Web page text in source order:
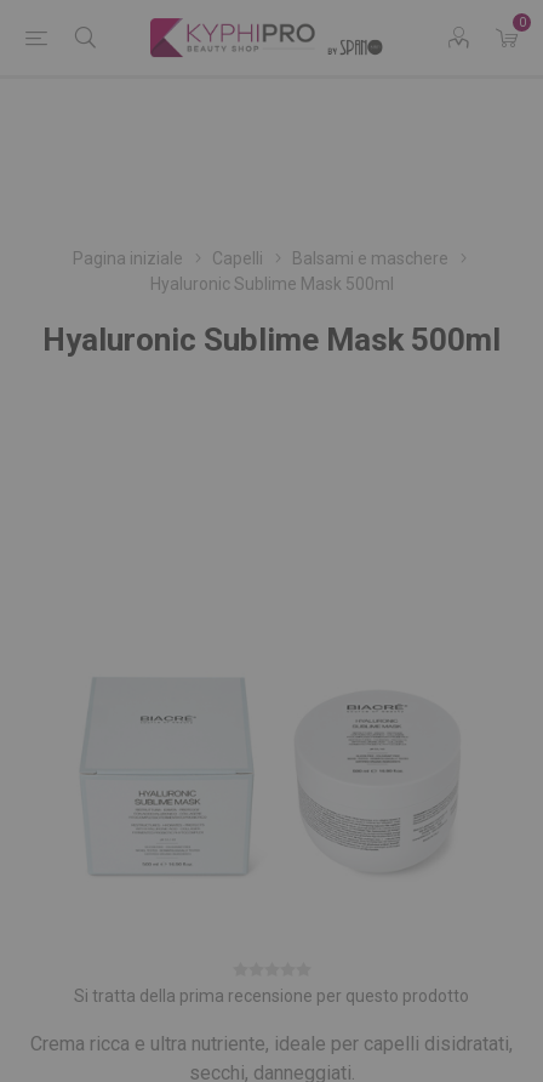
0
Pagina iniziale Capelli
Balsami e maschere
Hyaluronic Sublime Mask 500ml
Hyaluronic Sublime Mask 500ml
Si tratta della prima recensione per questo prodotto
Crema ricca e ultra nutriente, ideale per capelli disidratati,
secchi, danneggiati.